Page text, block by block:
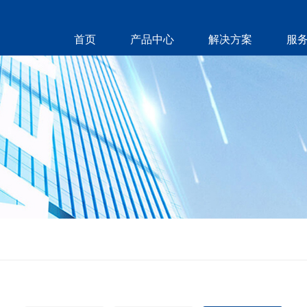
首页 产品中心 解决方案 服